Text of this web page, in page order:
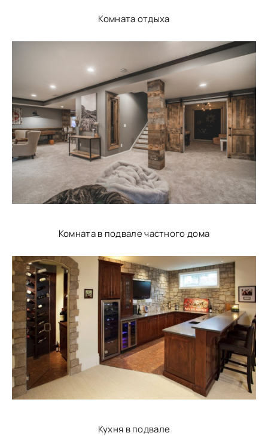
Комната отдыха
Комната в подвале частного дома
Кухня в подвале